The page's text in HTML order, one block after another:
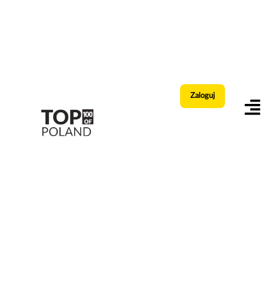
Zaloguj